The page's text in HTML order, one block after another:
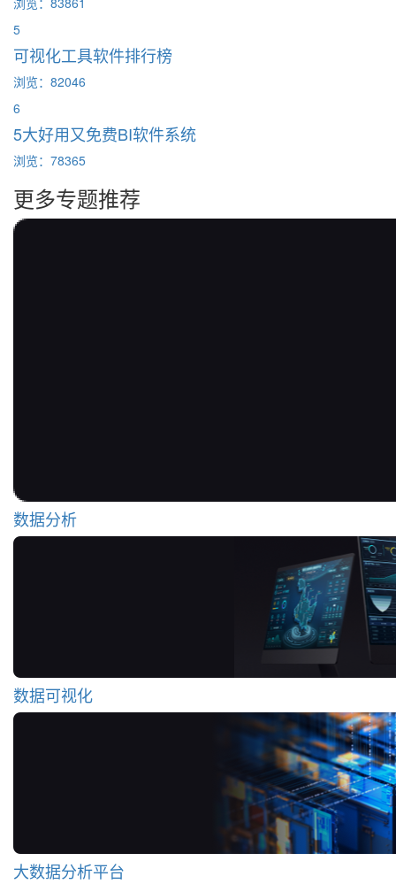
5
可视化工具软件排行榜
浏览：82046
6
5大好用又免费BI软件系统
浏览：78365
更多专题推荐
数据分析
数据可视化
大数据分析平台